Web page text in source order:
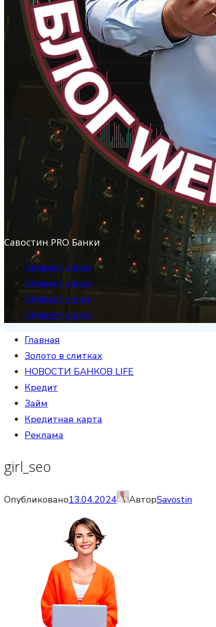
Савостин PRO Банки
Элемент меню
Элемент меню
Элемент меню
Элемент меню
Главная
Золото в слитках
НОВОСТИ БАНКОВ LIFE
Кредит
Займ
Кредитная карта
Реклама
girl_seo
Опубликовано13.04.2024 АвторSavostin